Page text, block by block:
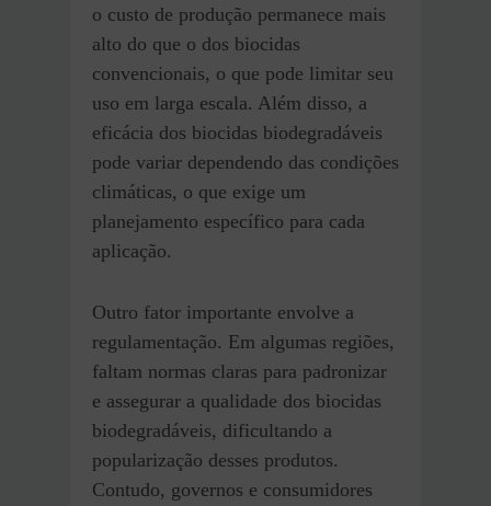
o custo de produção permanece mais
alto do que o dos biocidas
convencionais, o que pode limitar seu
uso em larga escala. Além disso, a
eficácia dos biocidas biodegradáveis
pode variar dependendo das condições
climáticas, o que exige um
planejamento específico para cada
aplicação.
Outro fator importante envolve a
regulamentação. Em algumas regiões,
faltam normas claras para padronizar
e assegurar a qualidade dos biocidas
biodegradáveis, dificultando a
popularização desses produtos.
Contudo, governos e consumidores